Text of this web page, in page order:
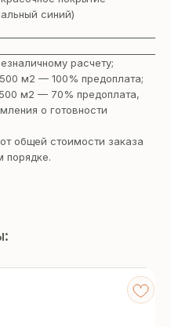
синий)
расчету;
м2 — 100% предоплата;
м2 — 70% предоплата,
о готовности
общей стоимости заказа
порядке.